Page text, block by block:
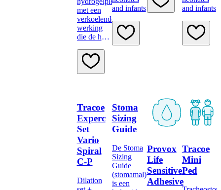
met een
verkoelende
werking
die de huid
herstellen
terwijl u
slaapt.
and infants
and infants
Tracoe
Experc
Set
Vario
Spiral
C-P
Dilation
Stoma
Sizing
Guide
De Stoma
Sizing
Guide
(stomamal)
is een
Provox
Life
Sensitive
Adhesive
Tracoe
Mini
Ped